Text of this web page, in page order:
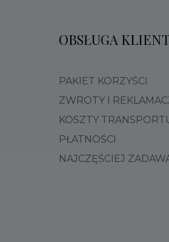
OBSŁUGA
PAKIET KORZYŚCI
ZWROTY I
KOSZTY
PŁATNOŚCI
NAJCZĘŚCIEJ